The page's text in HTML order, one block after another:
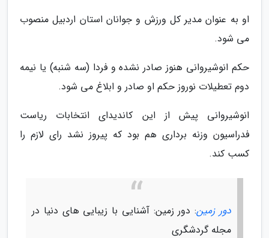
او به عنوان مدیر کل ورزش و جوانان استان اردبیل منصوب
می شود.
حکم انوشیروانی هنوز صادر نشده و فردا (سه شنبه) یا نیمه
دوم تعطیلات نوروز حکم او صادر و ابلاغ می شود.
انوشیروانی پیش از این کاندیدای انتخابات ریاست
فدراسیون وزنه برداری هم بود که پیروز نشد رای لازم را
کسب کند.
دور زمین: دور زمین: آشنایی با زیبایی های دنیا در
مجله گردشگری